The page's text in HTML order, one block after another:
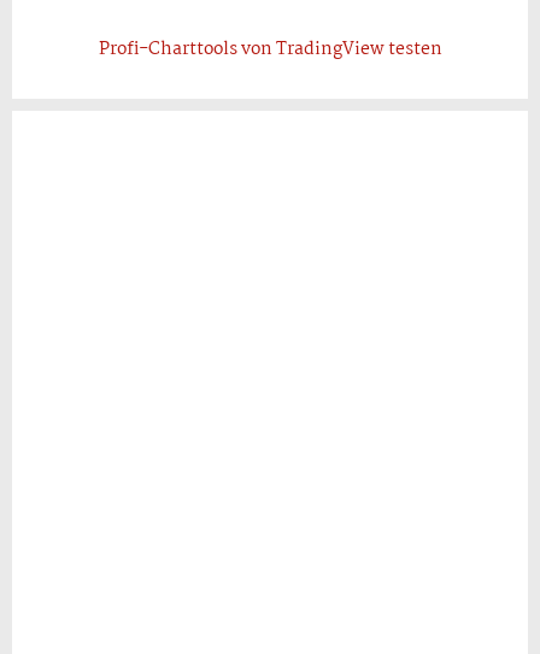
Profi-Charttools von TradingView testen